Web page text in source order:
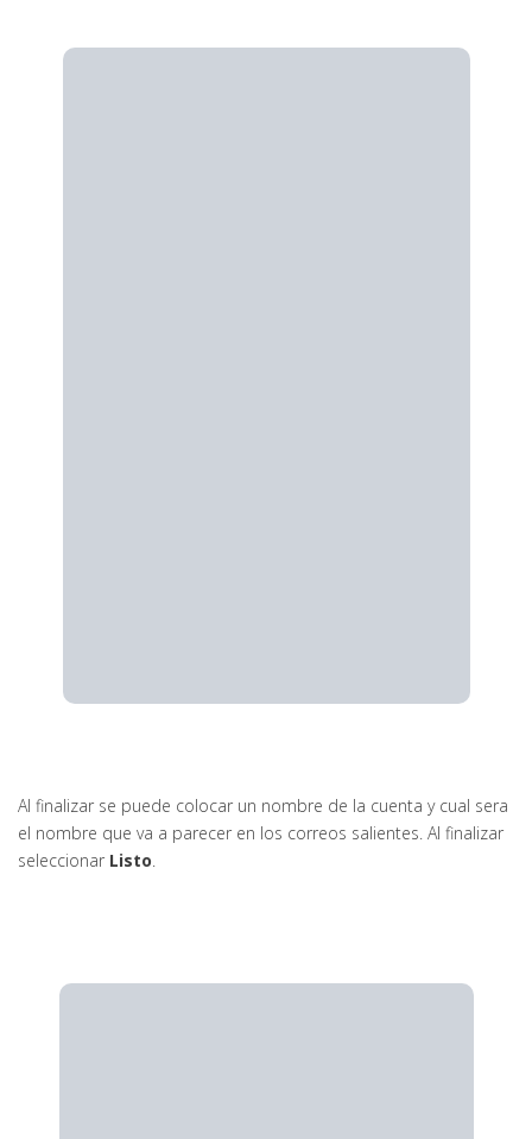
Al finalizar se puede colocar un nombre de la cuenta y cual sera
el nombre que va a parecer en los correos salientes. Al finalizar
seleccionar Listo